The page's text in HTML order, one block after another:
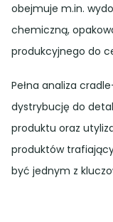
obejmuje m.in.
chemiczną,
produkcyjnego do
Pełna analiza
dystrybucję do
produktu oraz
produktów
być jednym z